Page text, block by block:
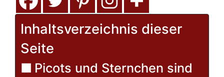
Inhaltsverzeichnis dieser
Seite
Picots und Sternchen sind